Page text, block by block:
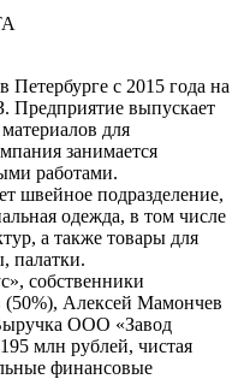
Петербурге с 2015 года на
Предприятие выпускает
для
занимается
работами.
швейное подразделение,
одежда, в том числе
а также товары для
палатки.
собственники
Алексей Мамончев
ООО «Завод
млн рублей, чистая
финансовые